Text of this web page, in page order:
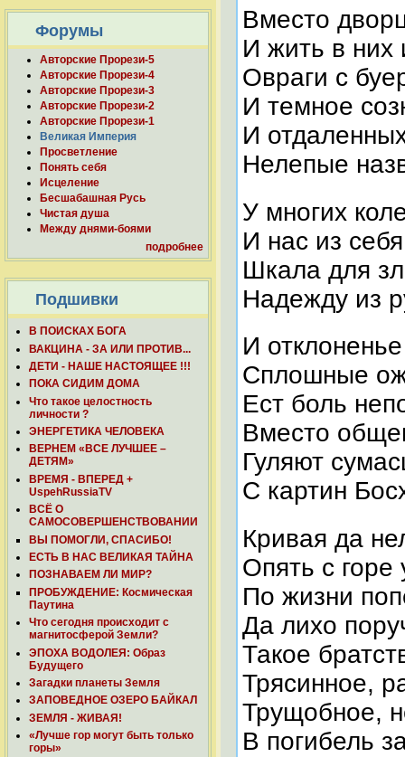
Форумы
Авторские Прорези-5
Авторские Прорези-4
Авторские Прорези-3
Авторские Прорези-2
Авторские Прорези-1
Великая Империя
Просветление
Понять себя
Исцеление
Бесшабашная Русь
Чистая душа
Между днями-боями
подробнее
Подшивки
В ПОИСКАХ БОГА
ВАКЦИНА - ЗА ИЛИ ПРОТИВ...
ДЕТИ - НАШЕ НАСТОЯЩЕЕ !!!
ПОКА СИДИМ ДОМА
Что такое целостность
личности ?
ЭНЕРГЕТИКА ЧЕЛОВЕКА
ВЕРНЕМ «ВСЕ ЛУЧШЕЕ –
ДЕТЯМ»
ВРЕМЯ - ВПЕРЕД +
UspehRussiaTV
ВСЁ О
САМОСОВЕРШЕНСТВОВАНИИ
ВЫ ПОМОГЛИ, СПАСИБО!
ЕСТЬ В НАС ВЕЛИКАЯ ТАЙНА
ПОЗНАВАЕМ ЛИ МИР?
ПРОБУЖДЕНИЕ: Космическая
Паутина
Что сегодня происходит с
магнитосферой Земли?
ЭПОХА ВОДОЛЕЯ: Образ
Будущего
Загадки планеты Земля
ЗАПОВЕДНОЕ ОЗЕРО БАЙКАЛ
ЗЕМЛЯ - ЖИВАЯ!
«Лучше гор могут быть только
горы»
Вместо
И жить в них
Овраги с
И темное
И
Нелепые
У многих
И нас из
Шкала для
Надежду из
И
Сплошные
Ест боль
Вместо
Гуляют
С картин
Кривая да
Опять с горе
По жизни
Да лихо
Такое
Трясинное,
Трущобное,
В погибель